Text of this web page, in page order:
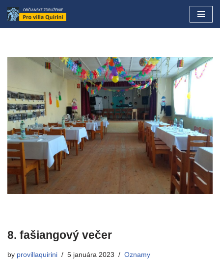
Preskočiť
8. fašiangový večer
by provillaquirini 5 januára 2023 Oznamy